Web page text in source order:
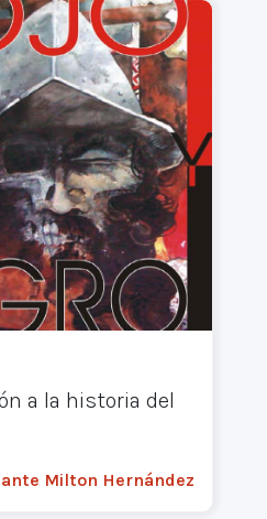
a la historia del
Milton Hernández